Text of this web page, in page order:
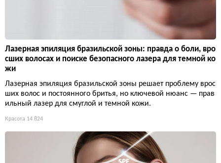
Лазерная эпиляция бразильской зоны: правда о боли, вро
сших волосах и поиске безопасного лазера для темной ко
жи
Лазерная эпиляция бразильской зоны решает проблему врос
ших волос и постоянного бритья, но ключевой нюанс — прав
ильный лазер для смуглой и темной кожи.
Красота 14 824